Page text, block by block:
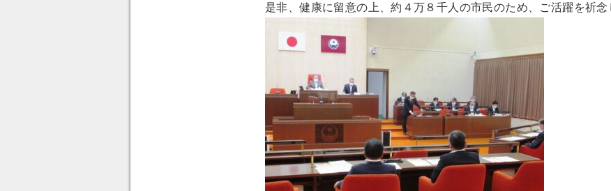
是非、健康に留意の上、約４万８千人の市民のため、ご活躍を祈念